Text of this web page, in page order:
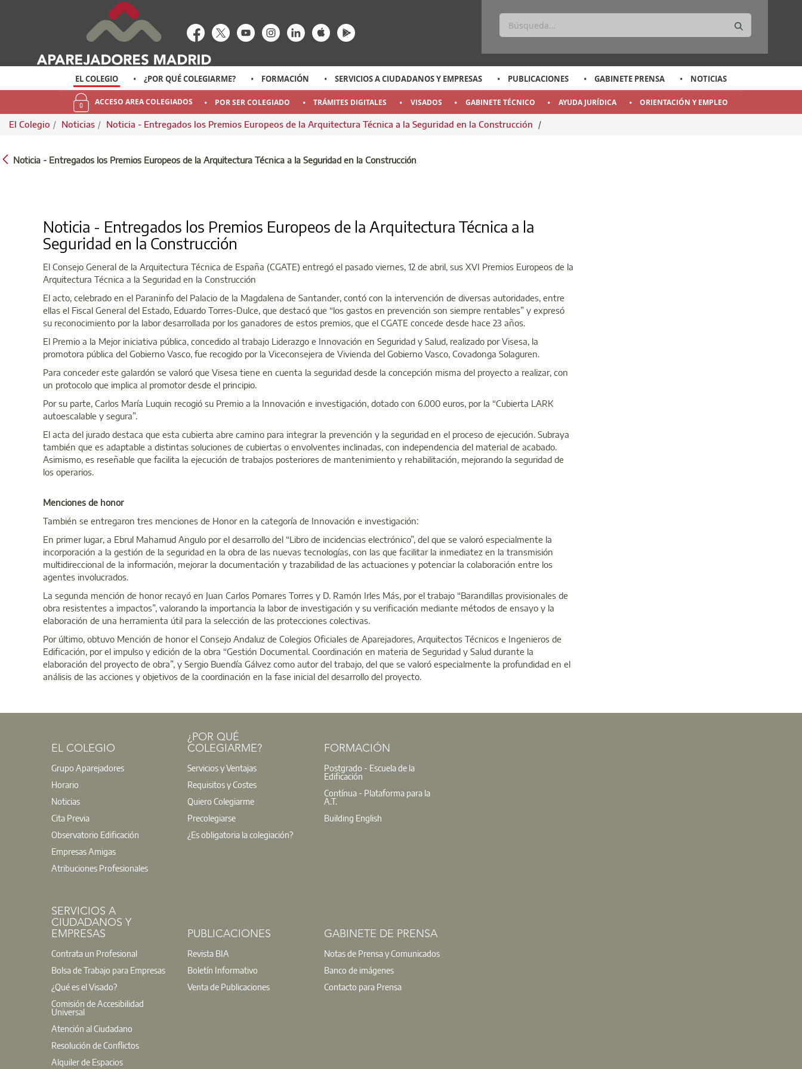
enlace-rrssenlace-rrssenlace-rrssenlace-rrssenlace-rrssenlace-rrssenlace-rrss
EL COLEGIO ¿POR QUÉ COLEGIARME? FORMACIÓN SERVICIOS A CIUDADANOS Y EMPRESAS PUBLICACIONES GABINETE PRENSA NOTICIAS
ACCESO AREA COLEGIADOS POR SER COLEGIADO TRÁMITES DIGITALES VISADOS GABINETE TÉCNICO AYUDA JURÍDICA ORIENTACIÓN Y EMPLEO
El Colegio Noticias Noticia - Entregados los Premios Europeos de la Arquitectura Técnica a la Seguridad en la Construcción /
NOTICIA - ENTREGADOS LOS PREMIOS EUROPEOS DE LA ARQUITECTURA TÉCNICA A LA SEGURIDAD EN LA CONSTRUCCIÓN
Noticia - Entregados los Premios Europeos de la Arquitectura Técnica a la Seguridad en la Construcción
Noticia - Entregados los Premios Europeos de la Arquitectura Técnica a la
Seguridad en la Construcción
El Consejo General de la Arquitectura Técnica de España (CGATE) entregó el pasado viernes, 12 de abril, sus XVI Premios Europeos de la
Arquitectura Técnica a la Seguridad en la Construcción
El acto, celebrado en el Paraninfo del Palacio de la Magdalena de Santander, contó con la intervención de diversas autoridades, entre
ellas el Fiscal General del Estado, Eduardo Torres-Dulce, que destacó que “los gastos en prevención son siempre rentables” y expresó
su reconocimiento por la labor desarrollada por los ganadores de estos premios, que el CGATE concede desde hace 23 años.
El Premio a la Mejor iniciativa pública, concedido al trabajo Liderazgo e Innovación en Seguridad y Salud, realizado por Visesa, la
promotora pública del Gobierno Vasco, fue recogido por la Viceconsejera de Vivienda del Gobierno Vasco, Covadonga Solaguren.
Para conceder este galardón se valoró que Visesa tiene en cuenta la seguridad desde la concepción misma del proyecto a realizar, con
un protocolo que implica al promotor desde el principio.
Por su parte, Carlos María Luquin recogió su Premio a la Innovación e investigación, dotado con 6.000 euros, por la “Cubierta LARK
autoescalable y segura”.
El acta del jurado destaca que esta cubierta abre camino para integrar la prevención y la seguridad en el proceso de ejecución. Subraya
también que es adaptable a distintas soluciones de cubiertas o envolventes inclinadas, con independencia del material de acabado.
Asimismo, es reseñable que facilita la ejecución de trabajos posteriores de mantenimiento y rehabilitación, mejorando la seguridad de
los operarios.
Menciones de honor
También se entregaron tres menciones de Honor en la categoría de Innovación e investigación:
En primer lugar, a Ebrul Mahamud Angulo por el desarrollo del “Libro de incidencias electrónico”, del que se valoró especialmente la
incorporación a la gestión de la seguridad en la obra de las nuevas tecnologías, con las que facilitar la inmediatez en la transmisión
multidireccional de la información, mejorar la documentación y trazabilidad de las actuaciones y potenciar la colaboración entre los
agentes involucrados.
La segunda mención de honor recayó en Juan Carlos Pomares Torres y D. Ramón Irles Más, por el trabajo “Barandillas provisionales de
obra resistentes a impactos”, valorando la importancia la labor de investigación y su verificación mediante métodos de ensayo y la
elaboración de una herramienta útil para la selección de las protecciones colectivas.
Por último, obtuvo Mención de honor el Consejo Andaluz de Colegios Oficiales de Aparejadores, Arquitectos Técnicos e Ingenieros de
Edificación, por el impulso y edición de la obra “Gestión Documental. Coordinación en materia de Seguridad y Salud durante la
elaboración del proyecto de obra”, y Sergio Buendía Gálvez como autor del trabajo, del que se valoró especialmente la profundidad en el
análisis de las acciones y objetivos de la coordinación en la fase inicial del desarrollo del proyecto.
EL COLEGIO
Grupo Aparejadores
Horario
Noticias
Cita Previa
Observatorio Edificación
Empresas Amigas
Atribuciones Profesionales
¿POR QUÉ
COLEGIARME?
Servicios y Ventajas
Requisitos y Costes
Quiero Colegiarme
Precolegiarse
¿Es obligatoria la colegiación?
FORMACIÓN
Postgrado - Escuela de la
Edificación
Contínua - Plataforma para la
A.T.
Building English
SERVICIOS A
CIUDADANOS Y
EMPRESAS
Contrata un Profesional
Bolsa de Trabajo para Empresas
¿Qué es el Visado?
Comisión de Accesibilidad
Universal
Atención al Ciudadano
Resolución de Conflictos
Alquiler de Espacios
PUBLICACIONES
Revista BIA
Boletín Informativo
Venta de Publicaciones
GABINETE DE PRENSA
Notas de Prensa y Comunicados
Banco de imágenes
Contacto para Prensa